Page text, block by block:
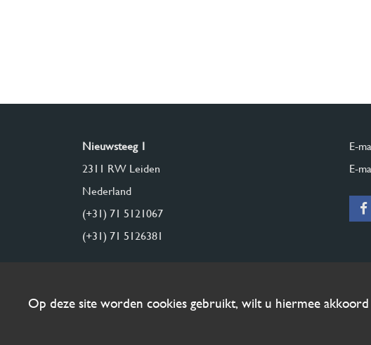
Nieuwsteeg 1
2311 RW Leiden
Nederland
(+31) 71 5121067
(+31) 71 5126381
E-
E-
Op deze site worden cookies gebruikt, wilt u hiermee akkoord